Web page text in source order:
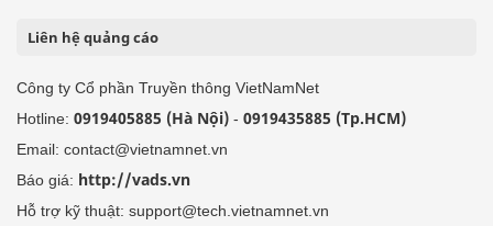
Liên hệ quảng cáo
Công ty Cổ phần Truyền thông VietNamNet
Hotline: 0919405885 (Hà Nội) - 0919435885 (Tp.HCM)
Email: contact@vietnamnet.vn
Báo giá: http://vads.vn
Hỗ trợ kỹ thuật: support@tech.vietnamnet.vn